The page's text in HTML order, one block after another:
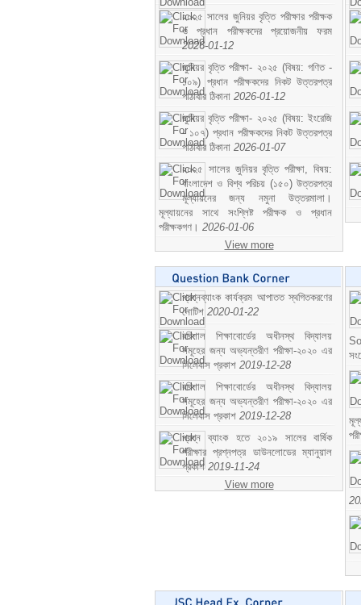
২০২৫ সালের জুনিয়র বৃত্তি পরীক্ষার পরীক্ষক
ও প্রধান পরীক্ষকদের প্রয়োজনীয় ফরম
2026-01-12
জুনিয়র বৃত্তি পরীক্ষা- ২০২৫ (বিষয়: গণিত -
১০৯) প্রধান পরীক্ষকদের নিকট উত্তরপত্র
পাঠাবার ঠিকানা 2026-01-12
জুনিয়র বৃত্তি পরীক্ষা- ২০২৫ (বিষয়: ইংরেজি
- ১০৭) প্রধান পরীক্ষকদের নিকট উত্তরপত্র
পাঠাবার ঠিকানা 2026-01-07
২০২৫ সালের জুনিয়র বৃত্তি পরীক্ষা, বিষয়:
বাংলাদেশ ও বিশ্ব পরিচয় (১৫০) উত্তরপত্র
মূল্যায়নের জন্য নমুনা উত্তরমালা।
মূল্যায়নের সাথে সংশ্লিষ্ট পরীক্ষক ও প্রধান
পরীক্ষকগণ। 2026-01-06
View more
প্রশ্নব্যাংক কার্যক্রম আপাতত স্থগিতকরণের
নোটিশ 2020-01-22
বরিশাল শিক্ষাবোর্ডের অধীনস্থ বিদ্যালয়
সমূহের জন্য অভ্যন্তরীণ পরীক্ষা-২০২০ এর
সিলেবাস প্রকাশ 2019-12-28
বরিশাল শিক্ষাবোর্ডের অধীনস্থ বিদ্যালয়
সমূহের জন্য অভ্যন্তরীণ পরীক্ষা-২০২০ এর
সিলেবাস প্রকাশ 2019-12-28
প্রশ্ন ব্যাংক হতে ২০১৯ সালের বার্ষিক
পরীক্ষার প্রশ্নপত্র ডাউনলোডের ম্যানুয়াল
প্রকাশ 2019-11-24
View more